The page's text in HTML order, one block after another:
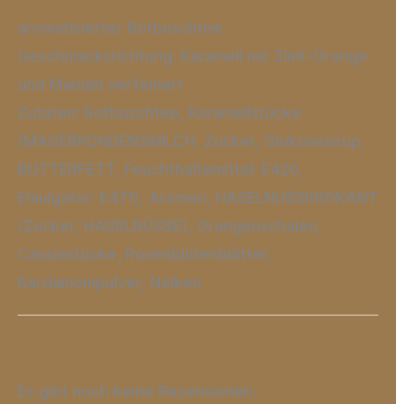
aromatisierter Rotbuschtee
Geschmacksrichtung: Karamell mit Zimt-Orange
und Mandel verfeinert
Zutaten: Rotbuschtee, Karamellstücke
(MAGERKONDENSMILCH, Zucker, Glukosesirup,
BUTTERFETT, Feuchthaltemittel: E420,
Emulgator: E471), Aromen, HASELNUSSKROKANT
(Zucker, HASELNÜSSE), Orangenschalen,
Cassiastücke, Rosenblütenblätter,
Kardamompulver, Nelken
Es gibt noch keine Rezensionen.